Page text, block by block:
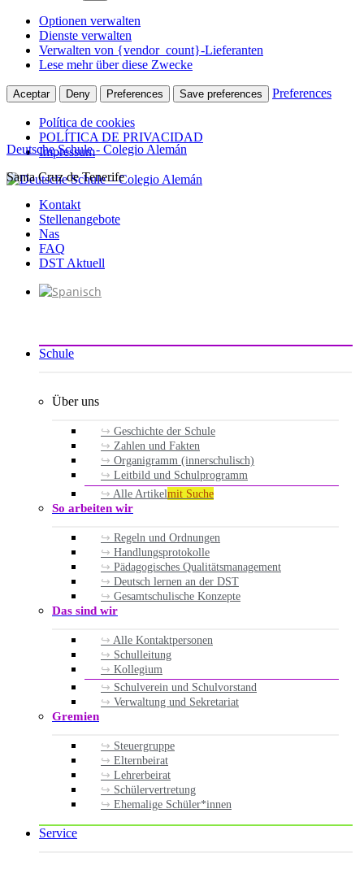
Optionen verwalten
Dienste verwalten
Verwalten von {vendor_count}-Lieferanten
Lese mehr über diese Zwecke
Aceptar Deny Preferences Save preferences Preferences
Política de cookies
POLÍTICA DE PRIVACIDAD
Impressum
Zum
springen
Deutsche Schule - Colegio Alemán
Santa Cruz de Tenerife
Kontakt
Stellenangebote
Nas
FAQ
DST Aktuell
Schule
Über uns
Geschichte der Schule
Zahlen und Fakten
Organigramm (innerschulisch)
Leitbild und Schulprogramm
Alle Artikelmit Suche
So arbeiten wir
Regeln und Ordnungen
Handlungsprotokolle
Pädagogisches Qualitätsmanagement
Deutsch lernen an der DST
Gesamtschulische Konzepte
Das sind wir
Alle Kontaktpersonen
Schulleitung
Kollegium
Schulverein und Schulvorstand
Verwaltung und Sekretariat
Gremien
Steuergruppe
Elternbeirat
Lehrerbeirat
Schülervertretung
Ehemalige Schüler*innen
Service